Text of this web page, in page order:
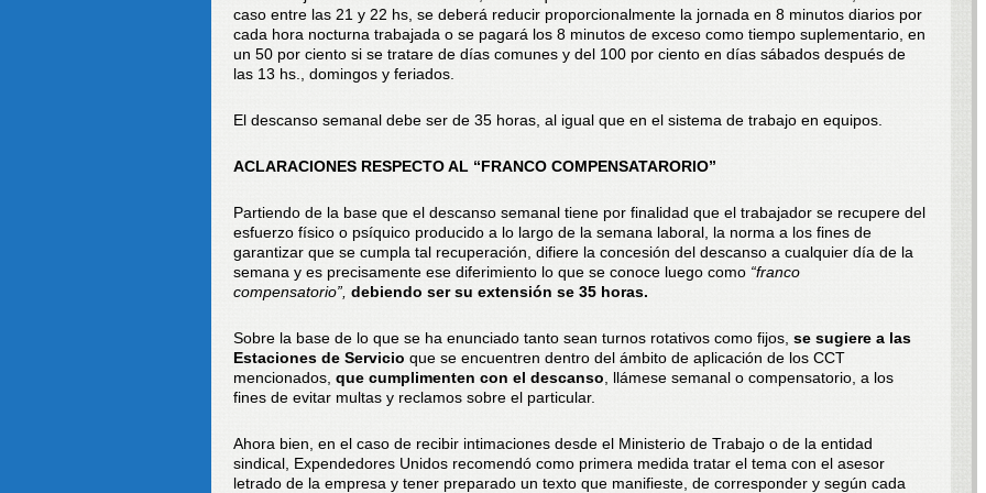
caso entre las 21 y 22 hs, se deberá reducir proporcionalmente la jornada en 8 minutos diarios por
cada hora nocturna trabajada o se pagará los 8 minutos de exceso como tiempo suplementario, en
un 50 por ciento si se tratare de días comunes y del 100 por ciento en días sábados después de
las 13 hs., domingos y feriados.
El descanso semanal debe ser de 35 horas, al igual que en el sistema de trabajo en equipos.
ACLARACIONES RESPECTO AL “FRANCO COMPENSATARORIO”
Partiendo de la base que el descanso semanal tiene por finalidad que el trabajador se recupere del
esfuerzo físico o psíquico producido a lo largo de la semana laboral, la norma a los fines de
garantizar que se cumpla tal recuperación, difiere la concesión del descanso a cualquier día de la
semana y es precisamente ese diferimiento lo que se conoce luego como “franco
compensatorio”, debiendo ser su extensión se 35 horas.
Sobre la base de lo que se ha enunciado tanto sean turnos rotativos como fijos, se sugiere a las
Estaciones de Servicio que se encuentren dentro del ámbito de aplicación de los CCT
mencionados, que cumplimenten con el descanso , llámese semanal o compensatorio, a los
fines de evitar multas y reclamos sobre el particular.
Ahora bien, en el caso de recibir intimaciones desde el Ministerio de Trabajo o de la entidad
sindical, Expendedores Unidos recomendó como primera medida tratar el tema con el asesor
letrado de la empresa y tener preparado un texto que manifieste, de corresponder y según cada